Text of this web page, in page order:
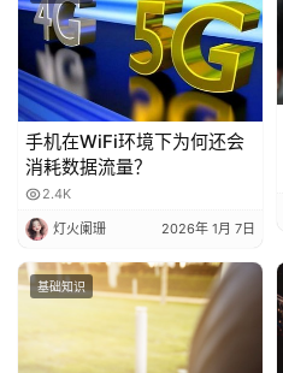
手机在WiFi环境下为何还会
消耗数据流量？
2.4K
灯火阑珊 2026年 1月 7日
基础知识